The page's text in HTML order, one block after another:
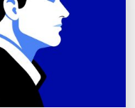
почему в